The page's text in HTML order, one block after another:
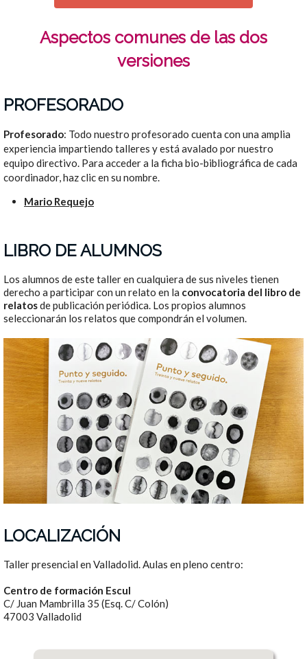
Aspectos comunes de las dos
versiones
PROFESORADO
Profesorado: Todo nuestro profesorado cuenta con una amplia
experiencia impartiendo talleres y está avalado por nuestro
equipo directivo. Para acceder a la ficha bio-bibliográfica de cada
coordinador, haz clic en su nombre.
Mario Requejo
LIBRO DE ALUMNOS
Los alumnos de este taller en cualquiera de sus niveles tienen
derecho a participar con un relato en la convocatoria del libro de
relatosde publicación periódica. Los propios alumnos
seleccionarán los relatos que compondrán el volumen.
LOCALIZACIÓN
Taller presencial en Valladolid. Aulas en pleno centro:
Centro de formación Escul
C/ Juan Mambrilla 35 (Esq. C/ Colón)
47003 Valladolid